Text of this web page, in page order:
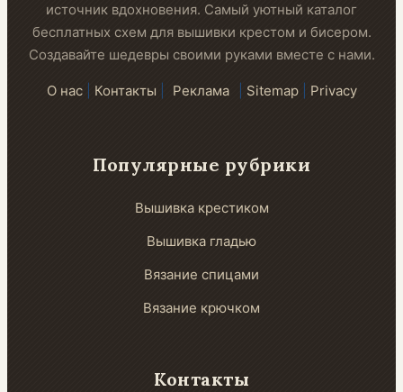
источник вдохновения. Самый уютный каталог
бесплатных схем для вышивки крестом и бисером.
Создавайте шедевры своими руками вместе с нами.
О нас Контакты Реклама Sitemap Privacy
Популярные рубрики
Вышивка крестиком
Вышивка гладью
Вязание спицами
Вязание крючком
Контакты